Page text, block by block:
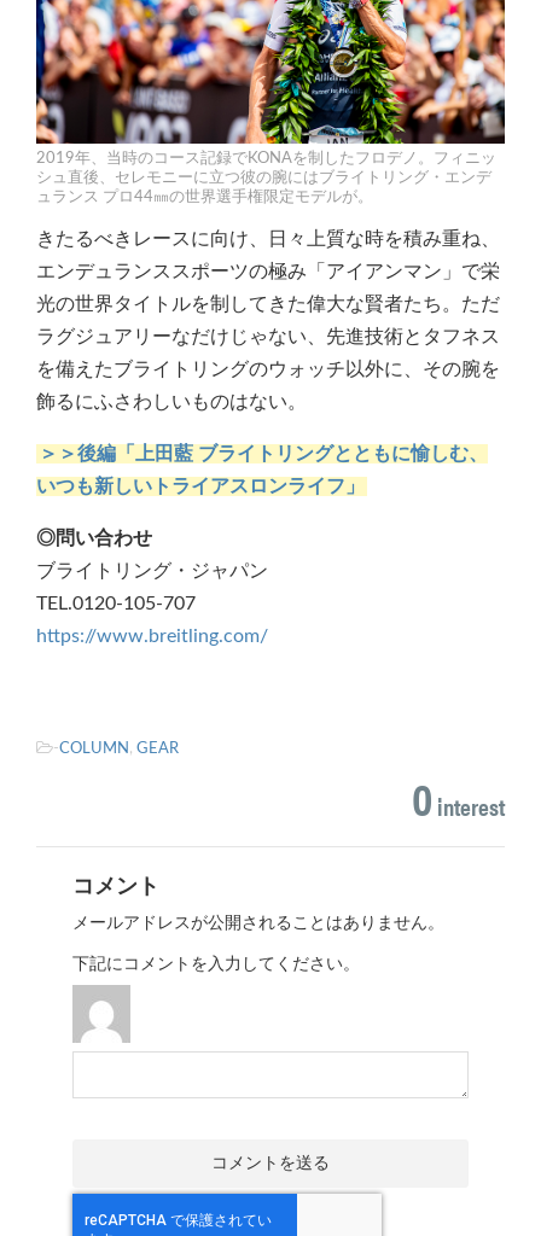
2019年、当時のコース記録でKONAを制したフロデノ。フィニッ
シュ直後、セレモニーに立つ彼の腕にはブライトリング・エンデ
ュランス プロ44㎜の世界選手権限定モデルが。
きたるべきレースに向け、日々上質な時を積み重ね、
エンデュランススポーツの極み「アイアンマン」で栄
光の世界タイトルを制してきた偉大な賢者たち。ただ
ラグジュアリーなだけじゃない、先進技術とタフネス
を備えたブライトリングのウォッチ以外に、その腕を
飾るにふさわしいものはない。
＞＞後編「上田藍 ブライトリングとともに愉しむ、
いつも新しいトライアスロンライフ」
◎問い合わせ
ブライトリング・ジャパン
TEL.0120-105-707
https://www.breitling.com/
-COLUMN , GEAR
0 interest
コメント
メールアドレスが公開されることはありません。
下記にコメントを入力してください。